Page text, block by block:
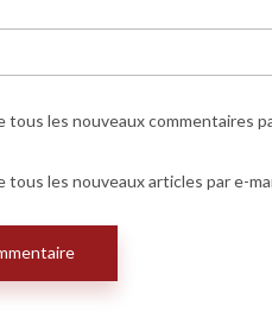
tous les nouveaux commentaires
tous les nouveaux articles par e-